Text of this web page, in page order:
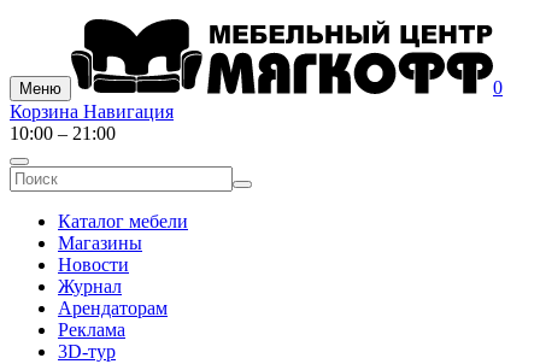
Меню
0
Корзина Навигация
10:00 – 21:00
Каталог мебели
Магазины
Новости
Журнал
Арендаторам
Реклама
3D-тур